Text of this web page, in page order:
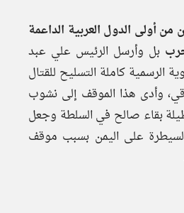
من أولى الدول العربية الداعمة
بل وأرسل الرئيس علي عبد
الرسمية كاملة التسليح للقتال
وأدى هذا الموقف إلى نشوب
بقاء صالح في السلطة وجعل
على اليمن بسبب موقف